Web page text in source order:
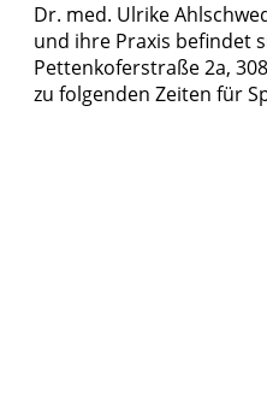
Dr. med. Ulrike
und ihre Praxis befindet
Pettenkoferstraße 2a,
zu folgenden Zeiten für